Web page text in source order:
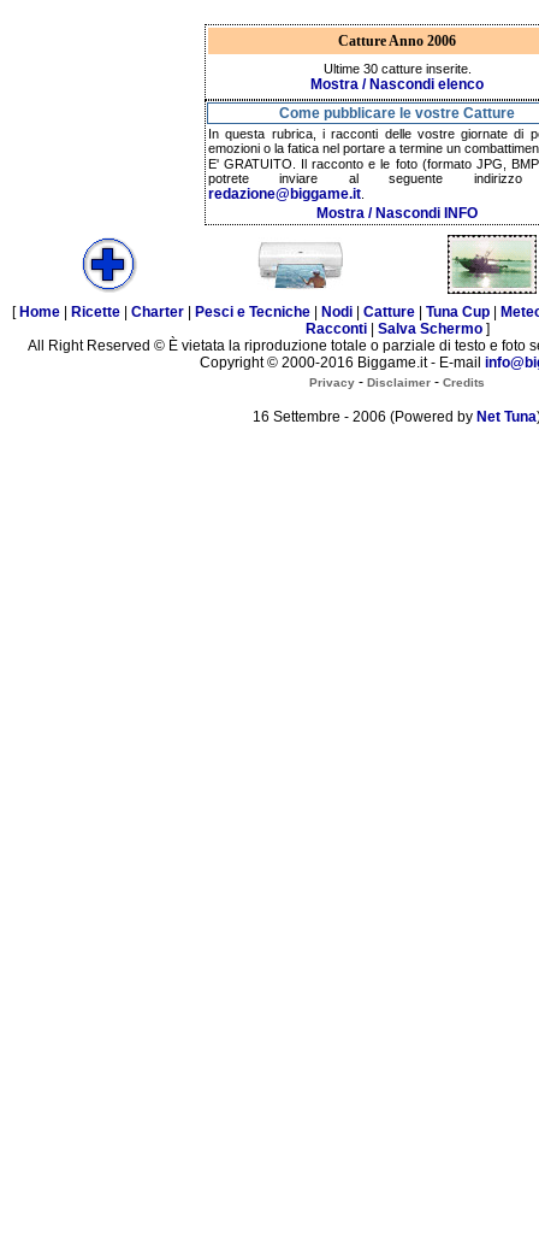
Catture Anno 2006
Ultime 30 catture inserite.
Mostra / Nascondi elenco
Come pubblicare le vostre Catture
In questa rubrica, i racconti delle vostre giornate di
emozioni o la fatica nel portare a termine un
E' GRATUITO. Il racconto e le foto (formato JPG,
potrete inviare al seguente indirizzo
redazione@biggame.it
Mostra / Nascondi INFO
[ Home Ricette Charter Pesci e Tecniche Nodi Catture Tuna Cup
Racconti| Salva Schermo]
All Right Reserved © È vietata la riproduzione totale o parziale di testo e foto
Copyright © 2000-2016 Biggame.it - E-mail
Privacy - Disclaimer - Credits
16 Settembre - 2006 (Powered by Net Tuna